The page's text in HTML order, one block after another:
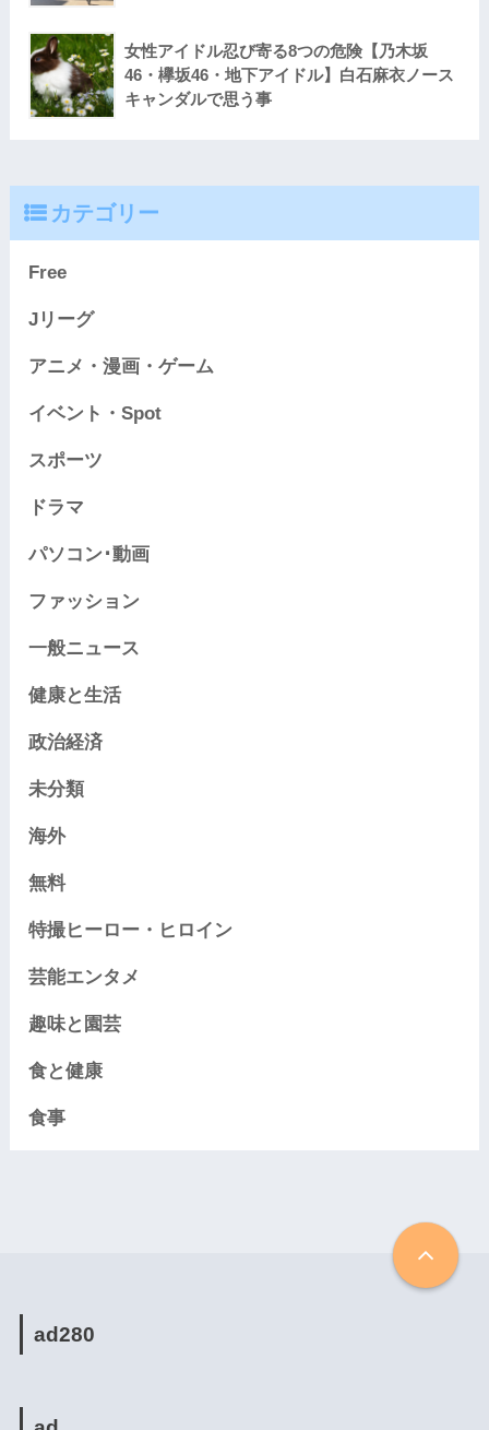
女性アイドル忍び寄る8つの危険【乃木坂
46・欅坂46・地下アイドル】白石麻衣ノース
キャンダルで思う事
カテゴリー
Free
Jリーグ
アニメ・漫画・ゲーム
イベント・Spot
スポーツ
ドラマ
パソコン･動画
ファッション
一般ニュース
健康と生活
政治経済
未分類
海外
無料
特撮ヒーロー・ヒロイン
芸能エンタメ
趣味と園芸
食と健康
食事
ad280